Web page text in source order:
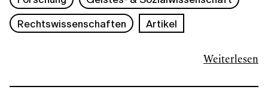
Weiterlesen
Rechtswissenschaften
Artikel